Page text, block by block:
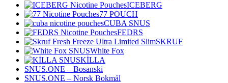
ICEBERG
77 POUCH
CUBA SNUS
FEDRS
SKRUF
White Fox
KİLLA
SNUS.ONE – Bosanski
SNUS.ONE – Norsk Bokmål